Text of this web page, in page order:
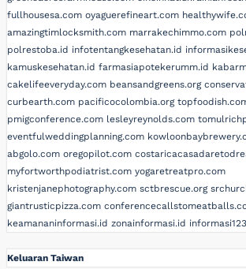
fullhousesa.com oyaguerefineart.com
amazingtimlocksmith.com marrakechimmo.com
polrestoba.id infotentangkesehatan.id
kamuskesehatan.id farmasiapotekerumm.id
cakelifeeveryday.com beansandgreens.org
curbearth.com pacificocolombia.org
pmigconference.com lesleyreynolds.com
eventfulweddingplanning.com
abgolo.com oregopilot.com
myfortworthpodiatrist.com yogaretreatpro.com
kristenjanephotography.com sctbrescue.org
giantrusticpizza.com
keamananinformasi.id zonainformasi.id
Keluaran Taiwan